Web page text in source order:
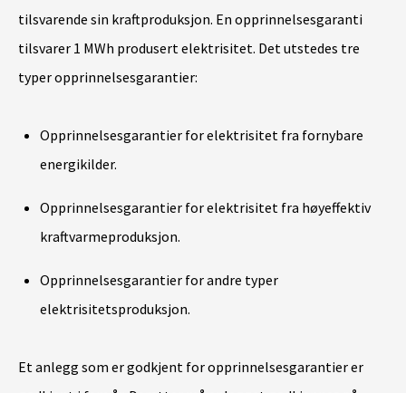
tilsvarende sin kraftproduksjon. En opprinnelsesgaranti
tilsvarer 1 MWh produsert elektrisitet. Det utstedes tre
typer opprinnelsesgarantier:
Opprinnelsesgarantier for elektrisitet fra fornybare
energikilder.
Opprinnelsesgarantier for elektrisitet fra høyeffektiv
kraftvarmeproduksjon.
Opprinnelsesgarantier for andre typer
elektrisitetsproduksjon.
Et anlegg som er godkjent for opprinnelsesgarantier er